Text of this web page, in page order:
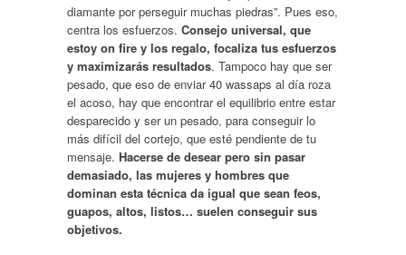
diamante por perseguir muchas piedras”. Pues eso,
centra los esfuerzos. Consejo universal, que
estoy on fire y los regalo, focaliza tus esfuerzos
y maximizarás resultados. Tampoco hay que ser
pesado, que eso de enviar 40 wassaps al día roza
el acoso, hay que encontrar el equilibrio entre estar
desparecido y ser un pesado, para conseguir lo
más difícil del cortejo, que esté pendiente de tu
mensaje. Hacerse de desear pero sin pasar
demasiado, las mujeres y hombres que
dominan esta técnica da igual que sean feos,
guapos, altos, listos… suelen conseguir sus
objetivos.